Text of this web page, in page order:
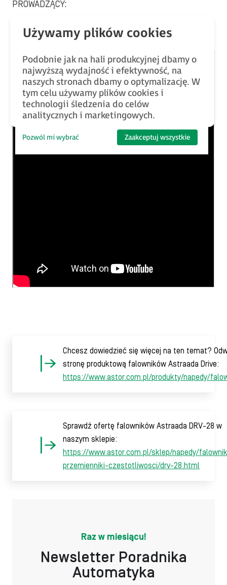
PROWADZĄCY:
@Jacek Dziedzic
– inżynier wsparcia technicznego
Chcesz dowiedzieć się więcej na ten temat?
stronę produktową falowników Astraada Drive:
https://www.astor.com.pl/produkty/napedy/
Sprawdź ofertę falowników Astraada DRV-28 w
naszym sklepie:
https://www.astor.com.pl/sklep/napedy/
przemienniki-czestotliwosci/drv-28.html
Raz w miesiącu!
Newsletter Poradnika
Automatyka
Podobnie jak na hali produkcyjnej dbamy o
najwyższą wydajność i efektywność, na
naszych stronach dbamy o optymalizację. W
tym celu używamy plików cookies i
technologii śledzenia do celów
analitycznych i marketingowych.
Pozwól mi wybrać Zaakceptuj wszystkie